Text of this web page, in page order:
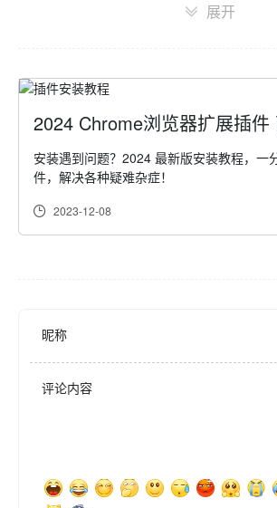
https://github.com/leoding86/
----------------------------------------------
v5.5.3
修复下载面板不能正确收起的问题；
修复Firefox不能正常留言Fanbox的问题；
修复Firefox下插接不能正确接管下载的问题。
修复下载Fanbox上作品时文件名为undefined
v5.5.1
其他次要修复。
展开
2024 Chrome浏览器扩展插件
安装遇到问题？2024 最新版安装教程，一
件，解决各种疑难杂症！
2023-12-08
昵称
评论内容